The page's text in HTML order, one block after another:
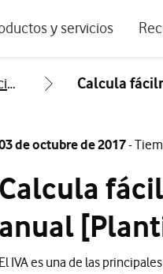
y servicios
para empresas
de negocio
Centro de Conocimiento Calcula
de octubre de 2017-
Calcula
anual
El IVA es una de las